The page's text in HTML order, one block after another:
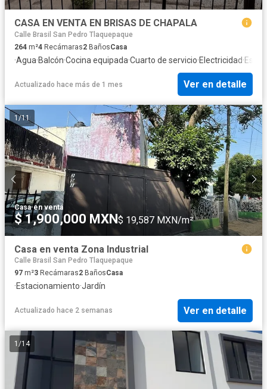
CASA EN VENTA EN BRISAS DE CHAPALA
Calle Brasil San Pedro Tlaquepaque
264 m²4 Recámaras2 BañosCasa
·Agua·Balcón·Cocina equipada·Cuarto de servicio·Electricidad·
Actualizado hace más de 1 mes Ver en detalle
1/11
Casa·en venta
$ 1,900,000 MXN$ 19,587 MXN/m²
Casa en venta Zona Industrial
Calle Brasil San Pedro Tlaquepaque
97 m²3 Recámaras2 BañosCasa
·Estacionamiento·Jardín
Actualizado hace 2 semanas Ver en detalle
1 /14